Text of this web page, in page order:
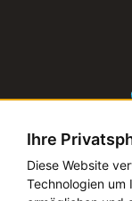
Ihre
Diese Website
Technologien um
Die